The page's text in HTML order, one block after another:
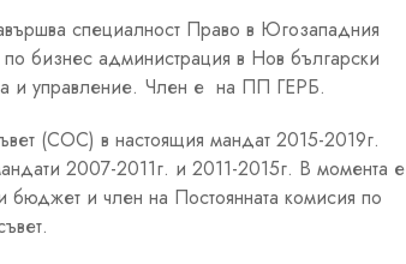
специалност Право в Югозападния
бизнес администрация в Нов български
и управление. Член е на ПП ГЕРБ.
(СОС) в настоящия мандат 2015-2019г.
2007-2011г. и 2011-2015г. В момента е
бюджет и член на Постоянната комисия по